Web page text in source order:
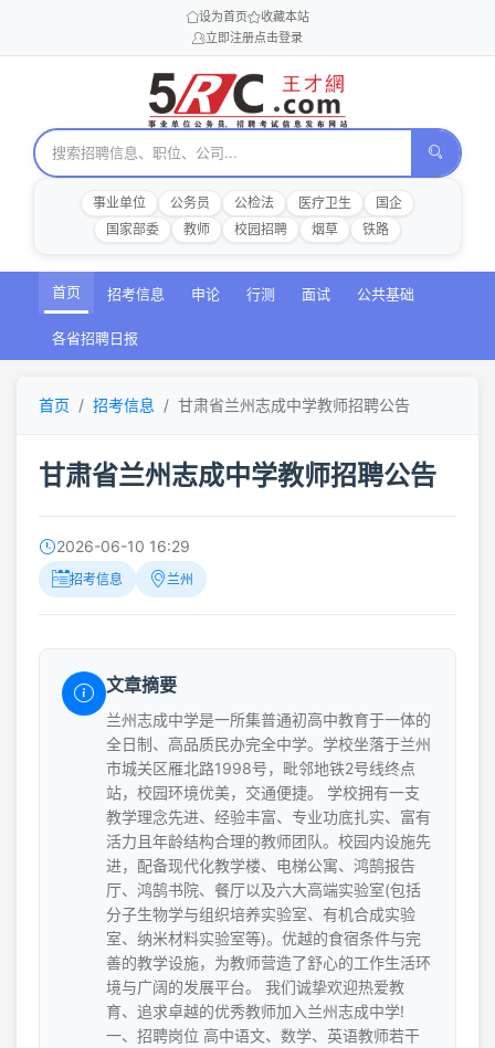
设为首页
收藏本站
立即注册点击登录
事业单位 公务员 公检法 医疗卫生
国企
国家部委
教师 校园招聘 烟草 铁路
首页 招考信息 申论 行测 面试 公共基础
各省招聘日报
首页 招考信息 甘肃省兰州志成中学教师招聘公告
甘肃省兰州志成中学教师招聘公告
2026-06-10 16:29
招考信息 兰州
文章摘要
兰州志成中学是一所集普通初高中教育于一体的
全日制、高品质民办完全中学。学校坐落于兰州
市城关区雁北路1998号，毗邻地铁2号线终点
站，校园环境优美，交通便捷。 学校拥有一支
教学理念先进、经验丰富、专业功底扎实、富有
活力且年龄结构合理的教师团队。校园内设施先
进，配备现代化教学楼、电梯公寓、鸿鹄报告
厅、鸿鹄书院、餐厅以及六大高端实验室(包括
分子生物学与组织培养实验室、有机合成实验
室、纳米材料实验室等)。优越的食宿条件与完
善的教学设施，为教师营造了舒心的工作生活环
境与广阔的发展平台。 我们诚挚欢迎热爱教
育、追求卓越的优秀教师加入兰州志成中学!
一、招聘岗位 高中语文、数学、英语教师若干